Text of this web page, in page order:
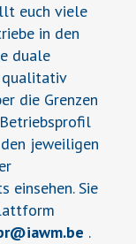
euch viele
in den
duale
qualitativ
die Grenzen
jeweiligen
einsehen. Sie
@iawm.be .